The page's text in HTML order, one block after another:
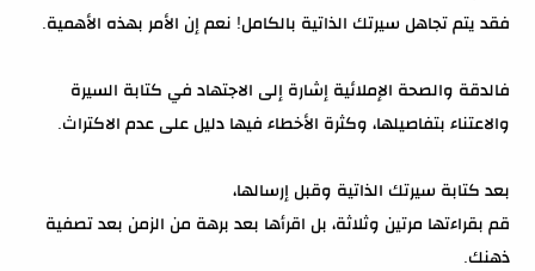
فقد يتم تجاهل سيرتك الذاتية بالكامل! نعم إن الأمر بهذه الأهمية.
فالدقة والصحة الإملائية إشارة إلى الاجتهاد في كتابة السيرة
والاعتناء بتفاصيلها، وكثرة الأخطاء فيها دليل على عدم الاكتراث.
بعد كتابة سيرتك الذاتية وقبل إرسالها،
قم بقراءتها مرتين وثلاثة، بل اقرأها بعد برهة من الزمن بعد تصفية
ذهنك.